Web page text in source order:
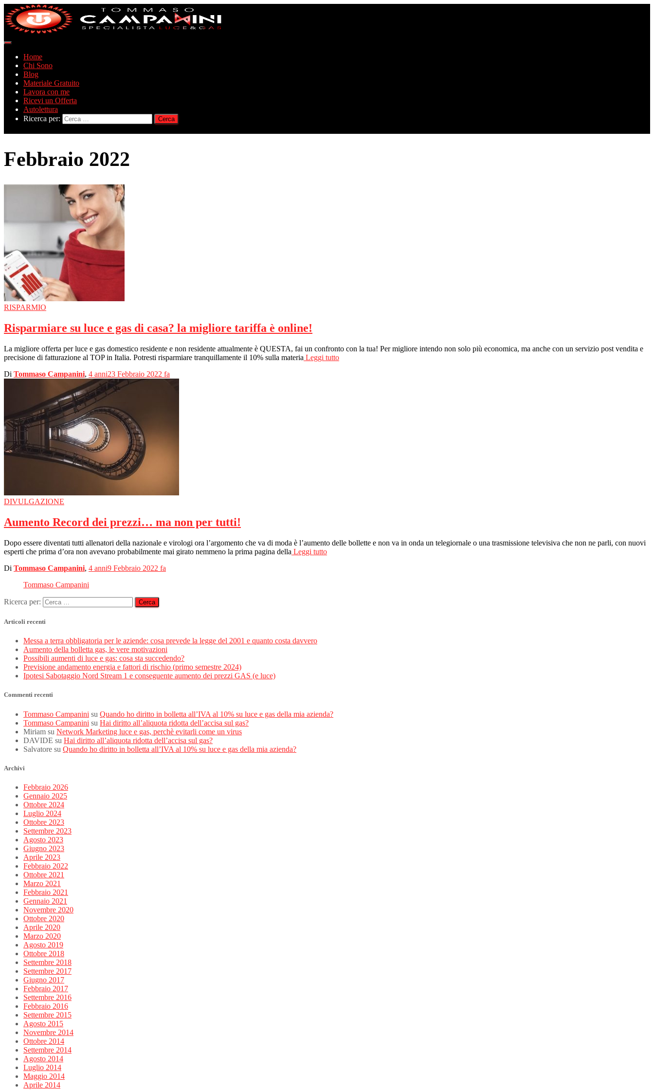
Navigazione
toggleHome
Chi Sono
Blog
Materiale Gratuito
Lavora con me
Ricevi un Offerta
Autolettura
Ricerca per:
Febbraio 2022
RISPARMIO
Risparmiare su luce e gas di casa? la migliore tariffa è online!
La migliore offerta per luce e gas domestico residente e non residente attualmente è QUESTA, fai un confronto con la tua! Per migliore intendo non solo più economica, ma anche con un servizio post vendita e
precisione di fatturazione al TOP in Italia. Potresti risparmiare tranquillamente il 10% sulla materia Leggi tutto
Di Tommaso Campanini, 4 anni23 Febbraio 2022 fa
DIVULGAZIONE
Aumento Record dei prezzi… ma non per tutti!
Dopo essere diventati tutti allenatori della nazionale e virologi ora l’argomento che va di moda è l’aumento delle bollette e non va in onda un telegiornale o una trasmissione televisiva che non ne parli, con nuovi
esperti che prima d’ora non avevano probabilmente mai girato nemmeno la prima pagina della Leggi tutto
Di Tommaso Campanini, 4 anni9 Febbraio 2022 fa
Tommaso Campanini
Ricerca per:
Articoli recenti
Messa a terra obbligatoria per le aziende: cosa prevede la legge del 2001 e quanto costa davvero
Aumento della bolletta gas, le vere motivazioni
Possibili aumenti di luce e gas: cosa sta succedendo?
Previsione andamento energia e fattori di rischio (primo semestre 2024)
Ipotesi Sabotaggio Nord Stream 1 e conseguente aumento dei prezzi GAS (e luce)
Commenti recenti
Tommaso Campanini su Quando ho diritto in bolletta all’IVA al 10% su luce e gas della mia azienda?
Tommaso Campanini su Hai diritto all’aliquota ridotta dell’accisa sul gas?
Miriam su Network Marketing luce e gas, perchè evitarli come un virus
DAVIDE su Hai diritto all’aliquota ridotta dell’accisa sul gas?
Salvatore su Quando ho diritto in bolletta all’IVA al 10% su luce e gas della mia azienda?
Archivi
Febbraio 2026
Gennaio 2025
Ottobre 2024
Luglio 2024
Ottobre 2023
Settembre 2023
Agosto 2023
Giugno 2023
Aprile 2023
Febbraio 2022
Ottobre 2021
Marzo 2021
Febbraio 2021
Gennaio 2021
Novembre 2020
Ottobre 2020
Aprile 2020
Marzo 2020
Agosto 2019
Ottobre 2018
Settembre 2018
Settembre 2017
Giugno 2017
Febbraio 2017
Settembre 2016
Febbraio 2016
Settembre 2015
Agosto 2015
Novembre 2014
Ottobre 2014
Settembre 2014
Agosto 2014
Luglio 2014
Maggio 2014
Aprile 2014